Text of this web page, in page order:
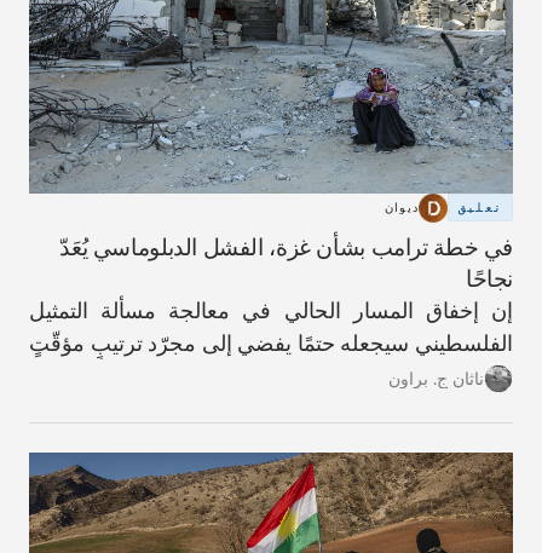
تعليق ديوان
في خطة ترامب بشأن غزة، الفشل الدبلوماسي يُعَدّ
نجاحًا
إن إخفاق المسار الحالي في معالجة مسألة التمثيل
الفلسطيني سيجعله حتمًا يفضي إلى مجرّد ترتيبٍ مؤقّتٍ
آخر.ناثان ج. براون